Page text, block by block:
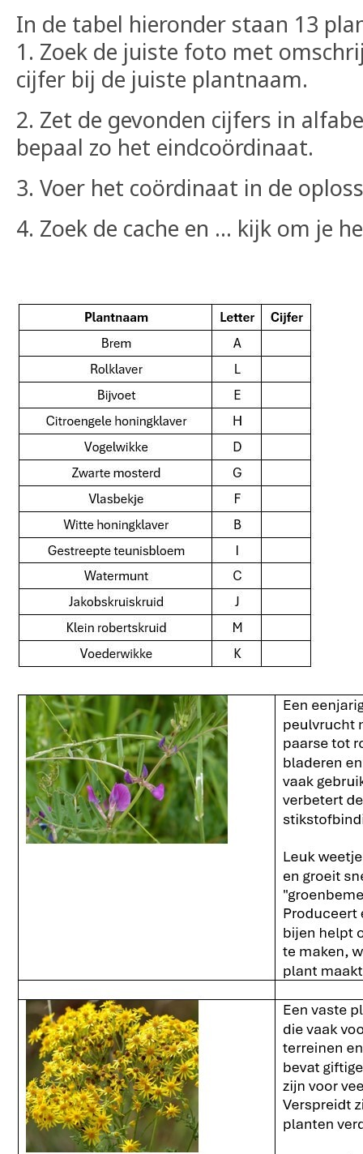
In de tabel hieronder staan 13
1. Zoek de juiste foto met
cijfer bij de juiste plantnaam.
2. Zet de gevonden cijfers in
bepaal zo het eindcoördinaat.
3. Voer het coördinaat in de
4. Zoek de cache en ... kijk om je